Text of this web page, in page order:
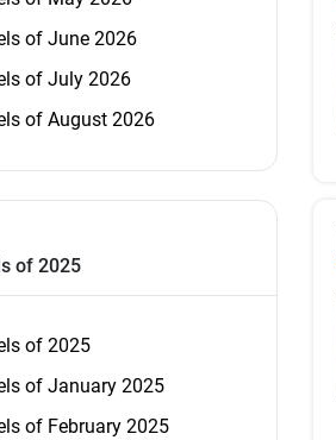
of June 2026
of July 2026
of August 2026
of 2025
of 2025
of January 2025
of February 2025